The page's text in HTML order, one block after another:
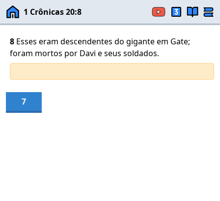
1 Crônicas 20:8
8 Esses eram descendentes do gigante em Gate;
foram mortos por Davi e seus soldados.
7